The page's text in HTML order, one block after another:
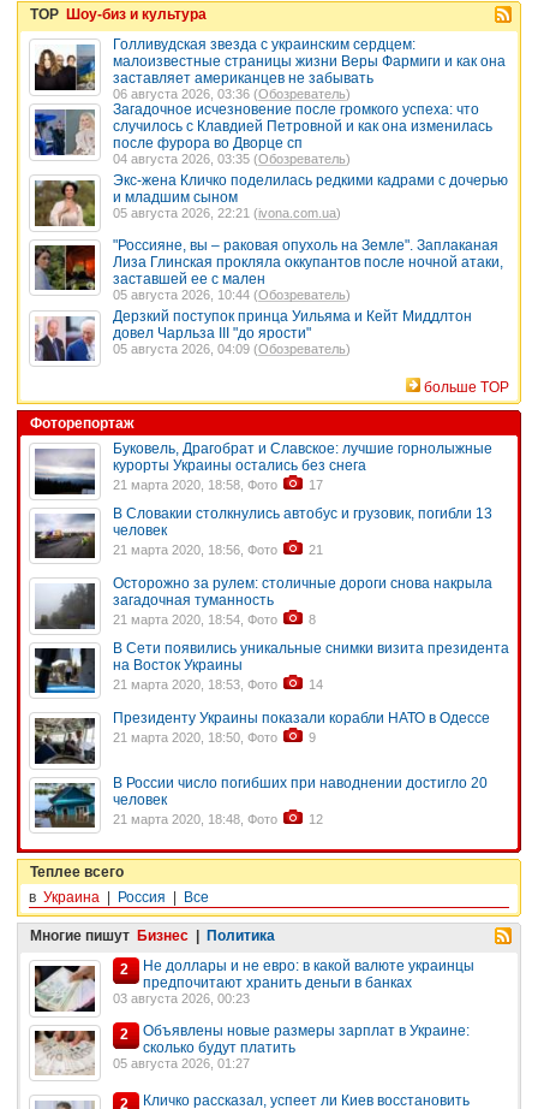
TOP Шоу-биз и культура
Голливудская звезда с украинским сердцем:
малоизвестные страницы жизни Веры Фармиги и как она
заставляет американцев не забывать
06 августа 2026, 03:36 (Обозреватель)
Загадочное исчезновение после громкого успеха: что
случилось с Клавдией Петровной и как она изменилась
после фурора во Дворце сп
04 августа 2026, 03:35 (Обозреватель)
Экс-жена Кличко поделилась редкими кадрами с дочерью
и младшим сыном
05 августа 2026, 22:21 (ivona.com.ua)
"Россияне, вы – раковая опухоль на Земле". Заплаканая
Лиза Глинская прокляла оккупантов после ночной атаки,
заставшей ее с мален
05 августа 2026, 10:44 (Обозреватель)
Дерзкий поступок принца Уильяма и Кейт Миддлтон
довел Чарльза III "до ярости"
05 августа 2026, 04:09 (Обозреватель)
больше TOP
Фоторепортаж
Буковель, Драгобрат и Славское: лучшие горнолыжные
курорты Украины остались без снега
21 марта 2020, 18:58, Фото 17
В Словакии столкнулись автобус и грузовик, погибли 13
человек
21 марта 2020, 18:56, Фото 21
Осторожно за рулем: столичные дороги снова накрыла
загадочная туманность
21 марта 2020, 18:54, Фото 8
В Сети появились уникальные снимки визита президента
на Восток Украины
21 марта 2020, 18:53, Фото 14
Президенту Украины показали корабли НАТО в Одессе
21 марта 2020, 18:50, Фото 9
В России число погибших при наводнении достигло 20
человек
21 марта 2020, 18:48, Фото 12
Теплее всего
в Украина Россия Все
Многие пишут Бизнес
Политика
2
Не доллары и не евро: в какой валюте украинцы
предпочитают хранить деньги в банках
03 августа 2026, 00:23
2
Объявлены новые размеры зарплат в Украине:
сколько будут платить
05 августа 2026, 01:27
2 Кличко рассказал, успеет ли Киев восстановить